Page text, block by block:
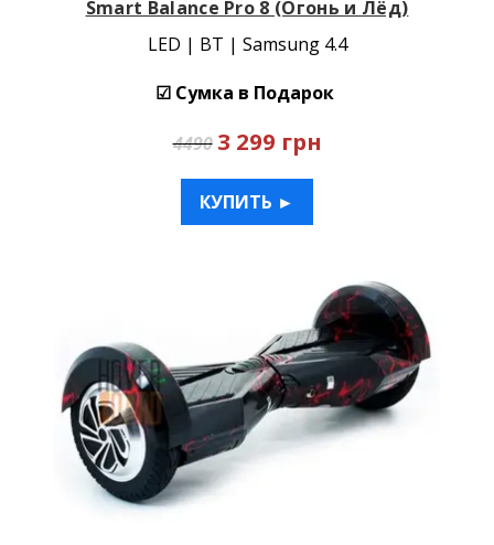
Smart Balance Pro 8 (Огонь и Лёд)
LED | BT | Samsung 4.4
☑ Сумка в Подарок
4490 3 299 грн
КУПИТЬ ►